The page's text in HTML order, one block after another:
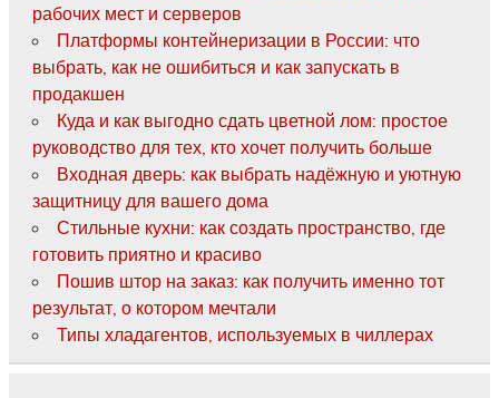
рабочих мест и серверов
Платформы контейнеризации в России: что
выбрать, как не ошибиться и как запускать в
продакшен
Куда и как выгодно сдать цветной лом: простое
руководство для тех, кто хочет получить больше
Входная дверь: как выбрать надёжную и уютную
защитницу для вашего дома
Стильные кухни: как создать пространство, где
готовить приятно и красиво
Пошив штор на заказ: как получить именно тот
результат, о котором мечтали
Типы хладагентов, используемых в чиллерах